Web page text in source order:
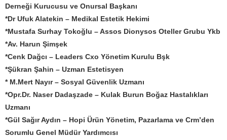
Derneği Kurucusu ve Onursal Başkanı
*Dr Ufuk Alatekin – Medikal Estetik Hekimi
*Mustafa Surhay Tokoğlu – Assos Dionysos Oteller Grubu Ykb
*Av. Harun Şimşek
*Cenk Dağcı – Leaders Cxo Yönetim Kurulu Bşk
*Şükran Şahin – Uzman Estetisyen
* M.Mert Nayır – Sosyal Güvenlik Uzmanı
*Opr.Dr. Naser Dadaşzade – Kulak Burun Boğaz Hastalıkları
Uzmanı
*Gül Sağır Aydın – Hopi Ürün Yönetim, Pazarlama ve Crm’den
Sorumlu Genel Müdür Yardımcısı